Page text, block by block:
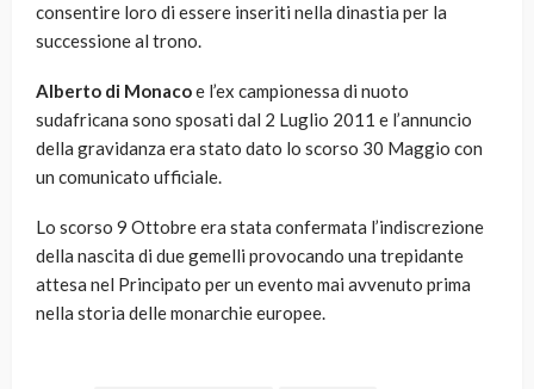
consentire loro di essere inseriti nella dinastia per la
successione al trono.
Alberto di Monacoe l’ex campionessa di nuoto
sudafricana sono sposati dal 2 Luglio 2011 e l’annuncio
della gravidanza era stato dato lo scorso 30 Maggio con
un comunicato ufficiale.
Lo scorso 9 Ottobre era stata confermata l’indiscrezione
della nascita di due gemelli provocando una trepidante
attesa nel Principato per un evento mai avvenuto prima
nella storia delle monarchie europee.